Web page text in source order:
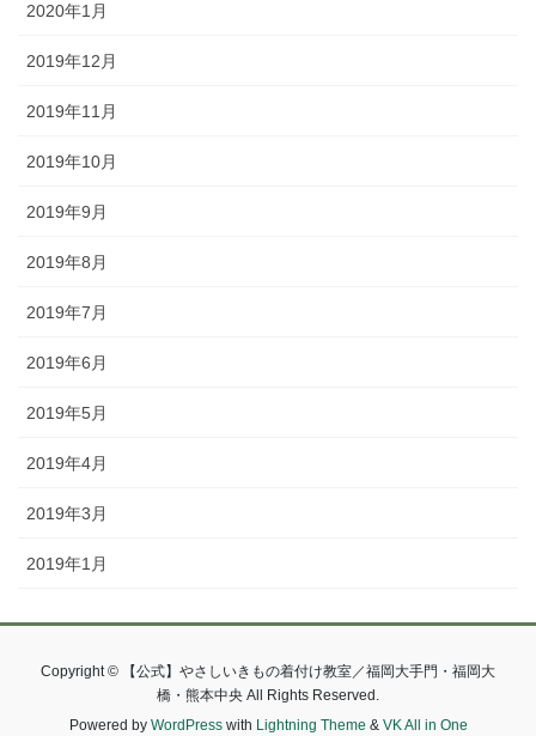
2020年1月
2019年12月
2019年11月
2019年10月
2019年9月
2019年8月
2019年7月
2019年6月
2019年5月
2019年4月
2019年3月
2019年1月
Copyright © 【公式】やさしいきもの着付け教室／福岡大手門・福岡大
橋・熊本中央 All Rights Reserved.
Powered by WordPresswith Lightning Theme & VK All in One